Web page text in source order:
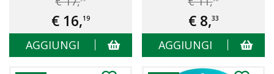
€ 16,19
AGGIUNGI
€ 8,33
AGGIUNGI